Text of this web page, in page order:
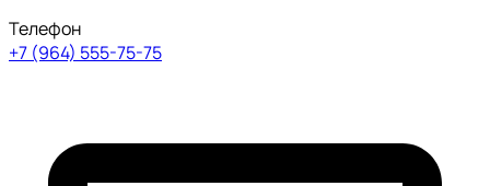
Телефон
+7 (964) 555-75-75